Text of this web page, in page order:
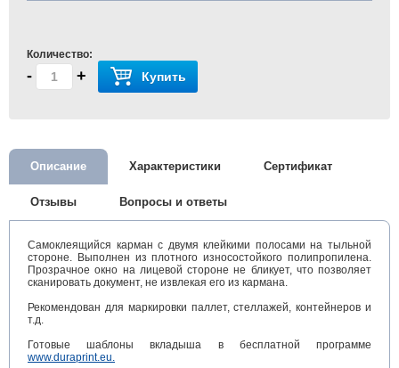
Количество:
- + Купить
Описание Характеристики Сертификат
Отзывы Вопросы и ответы
Самоклеящийся карман с двумя клейкими полосами на тыльной
стороне. Выполнен из плотного износостойкого полипропилена.
Прозрачное окно на лицевой стороне не бликует, что позволяет
сканировать документ, не извлекая его из кармана.
Рекомендован для маркировки паллет, стеллажей, контейнеров и
т.д.
Готовые шаблоны вкладыша в бесплатной программе
www.duraprint.eu.